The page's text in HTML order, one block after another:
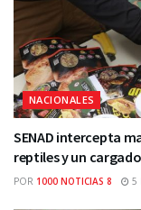
NACIONALES
SENAD intercepta
reptiles y un
POR 1000 NOTICIAS 8 5